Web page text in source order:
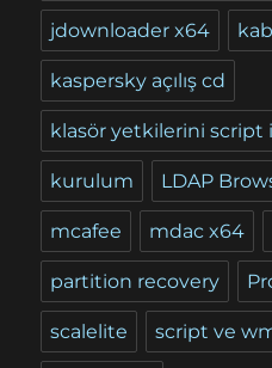
jdownloader x64
kaspersky açılış cd
klasör yetkilerini
kurulum LDAP
mcafee mdac x64
partition recovery
scalelite script ve